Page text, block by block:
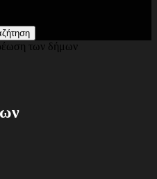
των δήμων